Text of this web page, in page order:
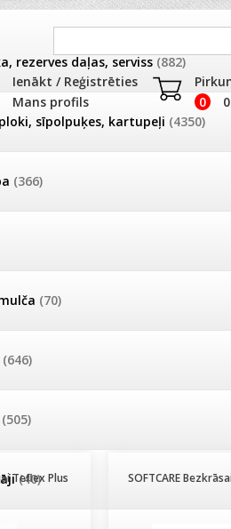
Ienākt / Reģistrēties
Mans profils
0
rezerves daļas, serviss (882)
sīpolpuķes, kartupeļi (4350)
(366)
(70)
(646)
(505)
(40)
un
AKCIJAS
frēze + mulčieris +
AKCIJAS komplekts -
IRRITEC
mazgāšana
Mēbelēm un paklājiem
Teflex Plus
SOFTCARE